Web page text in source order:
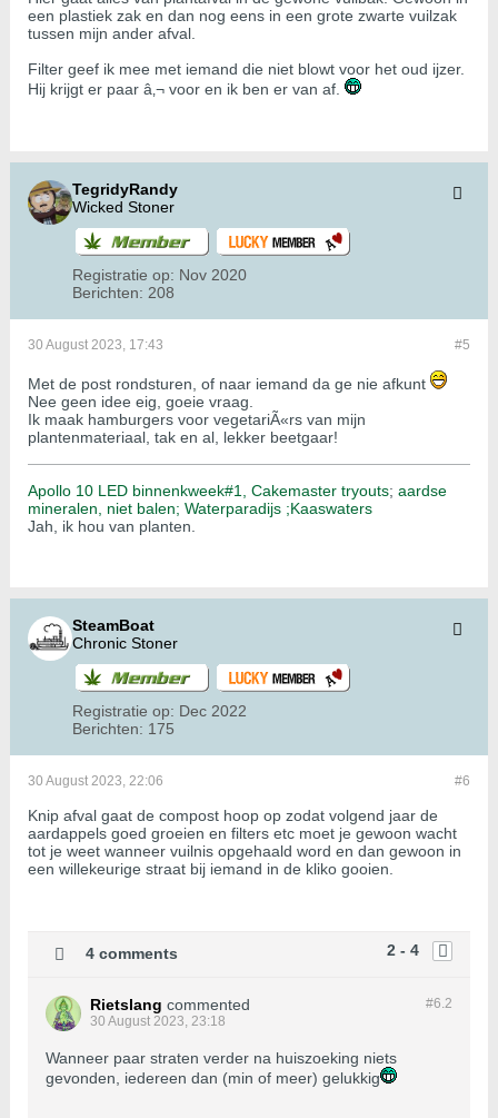
een plastiek zak en dan nog eens in een grote zwarte vuilzak
tussen mijn ander afval.
Filter geef ik mee met iemand die niet blowt voor het oud ijzer.
Hij krijgt er paar â‚¬ voor en ik ben er van af.
TegridyRandy
Wicked Stoner
Registratie op: Nov 2020
Berichten: 208
#5
30 August 2023, 17:43
Met de post rondsturen, of naar iemand da ge nie afkunt
Nee geen idee eig, goeie vraag.
Ik maak hamburgers voor vegetariÃ«rs van mijn
plantenmateriaal, tak en al, lekker beetgaar!
Apollo 10 LED binnenkweek#1, Cakemaster tryouts; aardse
mineralen, niet balen; Waterparadijs ;Kaaswaters
Jah, ik hou van planten.
SteamBoat
Chronic Stoner
Registratie op: Dec 2022
Berichten: 175
#6
30 August 2023, 22:06
Knip afval gaat de compost hoop op zodat volgend jaar de
aardappels goed groeien en filters etc moet je gewoon wacht
tot je weet wanneer vuilnis opgehaald word en dan gewoon in
een willekeurige straat bij iemand in de kliko gooien.
2 - 4
4 comments
#6.2
Rietslang commented
30 August 2023, 23:18
Wanneer paar straten verder na huiszoeking niets
gevonden, iedereen dan (min of meer) gelukkig